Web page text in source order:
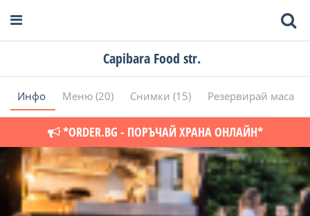
Capibara Food str.
Инфо Меню (20) Снимки (15) Резервирай маса
*ORDER.BG - ПОРЪЧАЙ ХРАНА ОНЛАЙН*